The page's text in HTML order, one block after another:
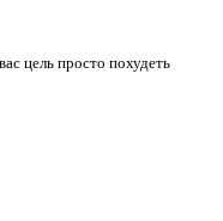
цель просто похудеть